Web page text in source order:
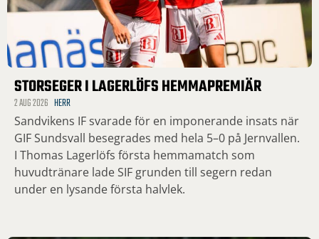
STORSEGER I LAGERLÖFS HEMMAPREMIÄR
2 AUG 2026 HERR
Sandvikens IF svarade för en imponerande insats när
GIF Sundsvall besegrades med hela 5–0 på Jernvallen.
I Thomas Lagerlöfs första hemmamatch som
huvudtränare lade SIF grunden till segern redan
under en lysande första halvlek.